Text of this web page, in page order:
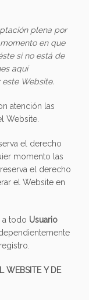
plena por
en que
si no está de
aquí
Website.
atención las
Website.
el derecho
momento las
el derecho
el Website en
a todo Usuario
WEBSITE Y DE